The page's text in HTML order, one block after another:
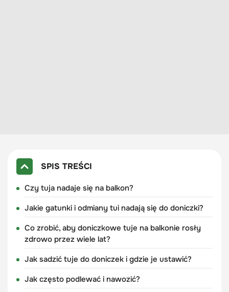
SPIS TREŚCI
Czy tuja nadaje się na balkon?
Jakie gatunki i odmiany tui nadają się do doniczki?
Co zrobić, aby doniczkowe tuje na balkonie rosły
zdrowo przez wiele lat?
Jak sadzić tuje do doniczek i gdzie je ustawić?
Jak często podlewać i nawozić?